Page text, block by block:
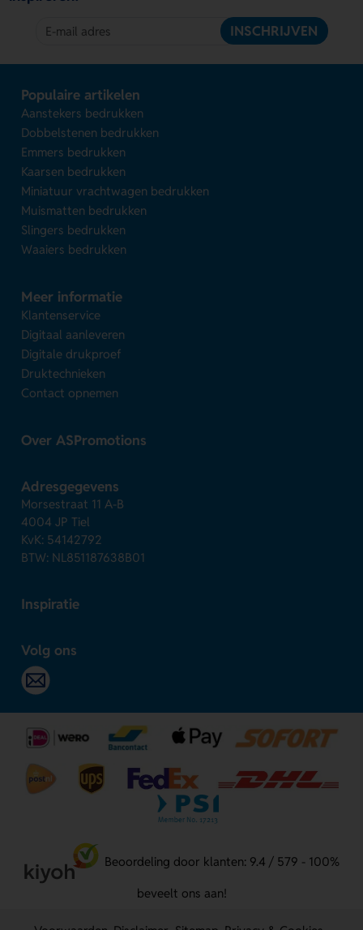
INSCHRIJVEN
Populaire artikelen
Aanstekers bedrukken
Dobbelstenen bedrukken
Emmers bedrukken
Kaarsen bedrukken
Miniatuur vrachtwagen bedrukken
Muismatten bedrukken
Slingers bedrukken
Waaiers bedrukken
Meer informatie
Klantenservice
Digitaal aanleveren
Digitale drukproef
Druktechnieken
Contact opnemen
Over ASPromotions
Adresgegevens
Morsestraat 11 A-B
4004 JP Tiel
KvK: 54142792
BTW: NL851187638B01
Inspiratie
Volg ons
Beoordeling door klanten: 9.4 / 579 - 100%
beveelt ons aan!